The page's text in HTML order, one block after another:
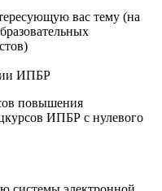
вас тему (на
ИПБР
повышения
ИПБР с нулевого